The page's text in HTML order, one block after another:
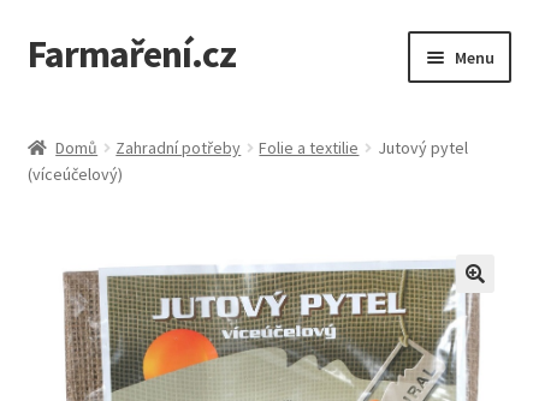
Přeskočit
na
Přejít
k
webu
Farmaření.cz Menu
Obchod
Semena Vilmorin
Kontakt
Domů Zahradní potřeby Folie a textilie
Jutový pytel
(víceúčelový)